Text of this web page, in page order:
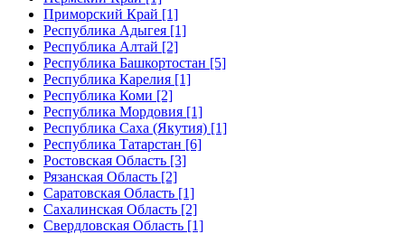
Приморский Край [1]
Республика Адыгея [1]
Республика Алтай [2]
Республика Башкортостан [5]
Республика Карелия [1]
Республика Коми [2]
Республика Мордовия [1]
Республика Саха (Якутия) [1]
Республика Татарстан [6]
Ростовская Область [3]
Рязанская Область [2]
Саратовская Область [1]
Сахалинская Область [2]
Свердловская Область [1]